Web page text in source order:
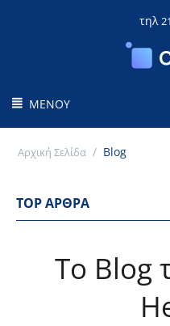
τηλ
ΜΕΝΟΎ
Αρχική Σελίδα / Blog
TOP ΆΡΘΡΑ
To Blog